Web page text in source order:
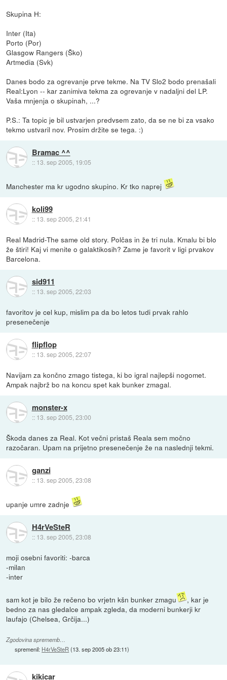
Skupina H:
Inter (Ita)
Porto (Por)
Glasgow Rangers (Ško)
Artmedia (Svk)
Danes bodo za ogrevanje prve tekme. Na TV Slo2 bodo prenašali
Real:Lyon -- kar zanimiva tekma za ogrevanje v nadaljni del LP.
Vaša mnjenja o skupinah, ...?
P.S.: Ta topic je bil ustvarjen predvsem zato, da se ne bi za vsako
tekmo ustvaril nov. Prosim držite se tega. :)
Bramac ^^
:: 13. sep 2005, 19:05
Manchester ma kr ugodno skupino. Kr tko naprej
koli99
:: 13. sep 2005, 21:41
Real Madrid-The same old story. Polčas in že tri nula. Kmalu bi blo
že štiri! Kaj vi menite o galaktikosih? Zame je favorit v ligi prvakov
Barcelona.
sid911
:: 13. sep 2005, 22:03
favoritov je cel kup, mislim pa da bo letos tudi prvak rahlo
presenečenje
flipflop
:: 13. sep 2005, 22:07
Navijam za končno zmago tistega, ki bo igral najlepši nogomet.
Ampak najbrž bo na koncu spet kak bunker zmagal.
monster-x
:: 13. sep 2005, 23:00
Škoda danes za Real. Kot večni pristaš Reala sem močno
razočaran. Upam na prijetno presenečenje že na naslednji tekmi.
ganzi
:: 13. sep 2005, 23:08
upanje umre zadnje
H4rVeSteR
:: 13. sep 2005, 23:08
moji osebni favoriti: -barca
-milan
-inter
sam kot je bilo že rečeno bo vrjetn kšn bunker zmagu
, kar je
bedno za nas gledalce ampak zgleda, da moderni bunkerji kr
laufajo (Chelsea, Grčija...)
Zgodovina sprememb…
spremenil: H4rVeSteR (13. sep 2005 ob 23:11)
kikicar